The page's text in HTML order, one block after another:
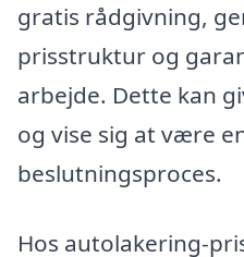
gratis rådgivning,
prisstruktur og
arbejde. Dette kan
og vise sig at være
beslutningsproces.
Hos autolakering-